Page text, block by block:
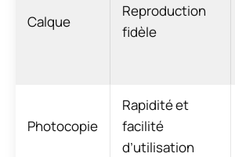
Calque
Reproduction
fidèle
Photocopie
Rapidité et
facilité
d’utilisation